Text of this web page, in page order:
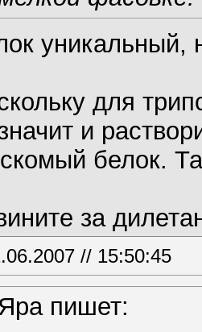
для
и
белок.
за
// 15:50:45
пишет: